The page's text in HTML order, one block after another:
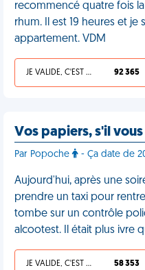
recommencé quatre fois
rhum. Il est 19 heures et je
appartement. VDM
JE VALIDE, C'EST UNE VDM 92 365
Vos papiers, s'il
Par Popoche - Ça date de
Aujourd'hui, après une
prendre un taxi pour
tombe sur un contrôle
alcootest. Il était plus ivre
JE VALIDE, C'EST UNE VDM 58 353